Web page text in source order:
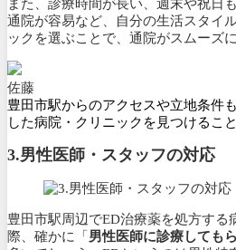
また、診療時間が長い、週末や祝日
通院が容易など、自分の生活スタイ
ックを選ぶことで、通院がスムーズ
佐藤
豊田市駅からのアクセスや立地条件
した病院・クリニックを見つけるこ
3.男性医師・スタッフの対応
豊田市駅周辺でED治療薬を処方する
際、確かに「 男性医師に診療しても